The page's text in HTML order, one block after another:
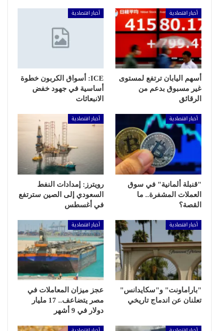
أخبار اقتصادية
أسهم اليابان ترتفع لمستوى
غير مسبوق بدعم من
الرقائق
أخبار اقتصادية
ICE: أسواق الكربون خطوة
أساسية في جهود خفض
الانبعاثات
أخبار اقتصادية
"قنبلة ألمانية" في سوق
العملات المشفرة.. ما
القصة؟
أخبار اقتصادية
رويترز: إمدادات النفط
السعودي إلى الصين سترتفع
في أغسطس
أخبار اقتصادية
"باراماونت" و"سكايدانس"
تعلنان عن اندماج تاريخي
أخبار اقتصادية
عجز ميزان المعاملات في
مصر يتضاعف.. 17 مليار
دولار في 9 أشهر